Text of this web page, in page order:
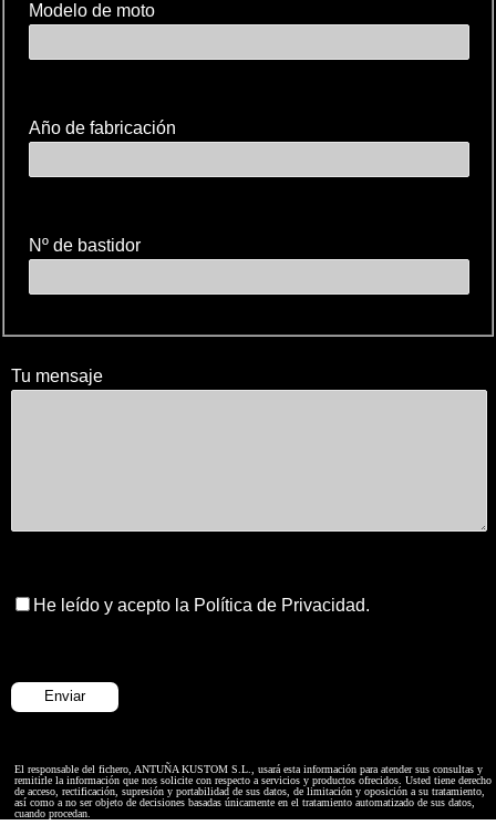
Modelo de moto
Año de fabricación
Nº de bastidor
Tu mensaje
He leído y acepto la Política de Privacidad.
El responsable del fichero, ANTUÑA KUSTOM S.L., usará esta información para atender sus consultas y
remitirle la información que nos solicite con respecto a servicios y productos ofrecidos. Usted tiene derecho
de acceso, rectificación, supresión y portabilidad de sus datos, de limitación y oposición a su tratamiento,
así como a no ser objeto de decisiones basadas únicamente en el tratamiento automatizado de sus datos,
cuando procedan.